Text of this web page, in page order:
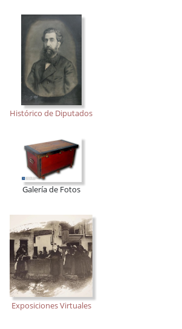
Histórico de Diputados
Galería de Fotos
Exposiciones Virtuales